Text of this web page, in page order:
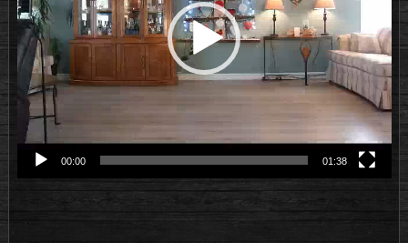
00:00 01:38